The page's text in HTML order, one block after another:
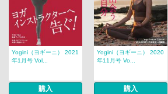
Yogini（ヨギーニ） 2021
年1月号 Vol...
購入
Yogini（ヨギーニ） 2020
年11月号 Vo...
購入